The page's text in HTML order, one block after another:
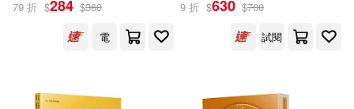
邱陽‧創巴仁波切(4)
法律出版社(11) 福智文化(11)
麥田(11)
79 折 $284 $360
電
9 折 $630 $700
試閱